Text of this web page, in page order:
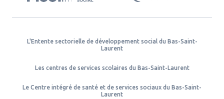
L'Entente sectorielle de développement social du Bas-Saint-
Laurent
Les centres de services scolaires du Bas-Saint-Laurent
Le Centre intégré de santé et de services sociaux du Bas-Saint-
Laurent